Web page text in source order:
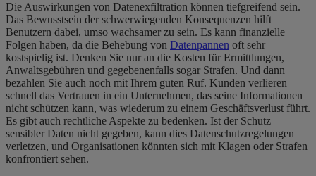
Die Auswirkungen von Datenexfiltration können tiefgreifend sein.
Das Bewusstsein der schwerwiegenden Konsequenzen hilft
Benutzern dabei, umso wachsamer zu sein. Es kann finanzielle
Folgen haben, da die Behebung von Datenpannen oft sehr
kostspielig ist. Denken Sie nur an die Kosten für Ermittlungen,
Anwaltsgebühren und gegebenenfalls sogar Strafen. Und dann
bezahlen Sie auch noch mit Ihrem guten Ruf. Kunden verlieren
schnell das Vertrauen in ein Unternehmen, das seine Informationen
nicht schützen kann, was wiederum zu einem Geschäftsverlust führt.
Es gibt auch rechtliche Aspekte zu bedenken. Ist der Schutz
sensibler Daten nicht gegeben, kann dies Datenschutzregelungen
verletzen, und Organisationen könnten sich mit Klagen oder Strafen
konfrontiert sehen.